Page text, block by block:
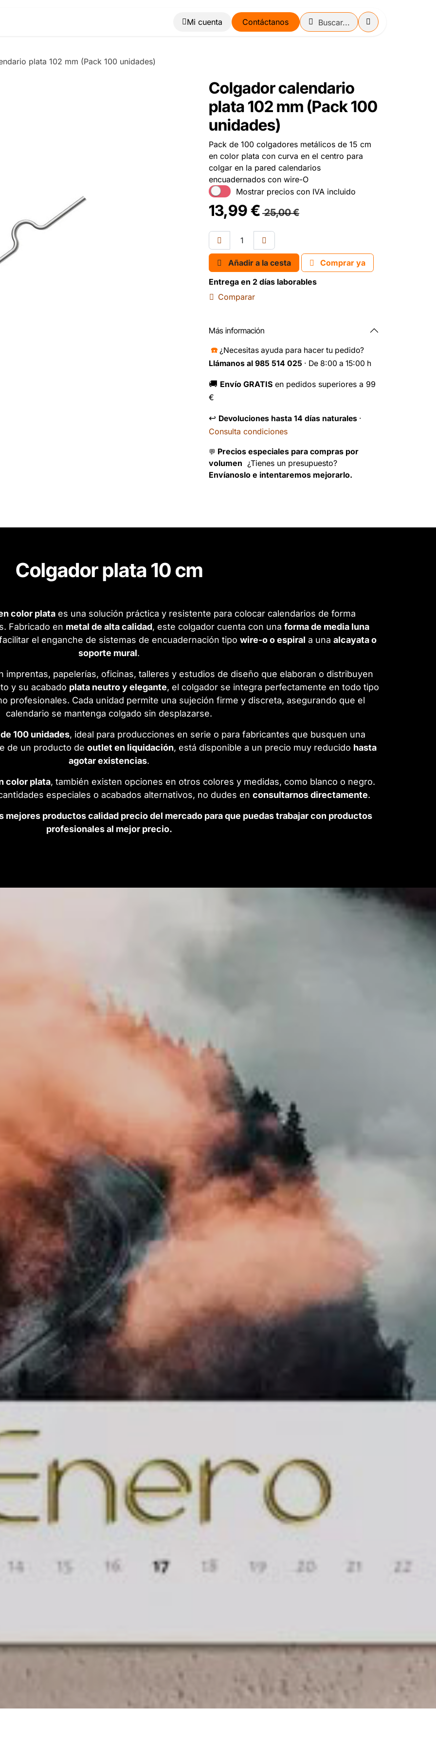
Blog Contáctanos
plata 102 mm (Pack 100 unidades)
Colgador calendario
plata 102 mm (Pack 100
unidades)
Pack de 100 colgadores metálicos de 15 cm
en color plata con curva en el centro para
colgar en la pared calendarios
encuadernados con wire-O
Mostrar precios con IVA incluido
13,99€ 25,00€
Añadir a la cesta
Comprar ya
Entrega en 2 días laborables
Comparar
Más información
☎️ ¿Necesitas ayuda para hacer tu pedido?
Llámanos al 985 514 025 · De 8:00 a 15:00 h
🚚 Envío GRATIS en pedidos superiores a 99
€
↩️ Devoluciones hasta 14 días naturales ·
Consulta condiciones
💬 Precios especiales para compras por
volumen ¿Tienes un presupuesto?
Envíanoslo e intentaremos mejorarlo.
Colgador plata 10 cm
color plataes una solución práctica y resistente para colocar calendarios de forma
Fabricado en metal de alta calidad, este colgador cuenta con una forma de media luna
el enganche de sistemas de encuadernación tipo wire-o o espiral a una alcayata o
soporte mural.
imprentas, papelerías, oficinas, talleres y estudios de diseño que elaboran o distribuyen
y su acabado plata neutro y elegante, el colgador se integra perfectamente en todo tipo
profesionales. Cada unidad permite una sujeción firme y discreta, asegurando que el
calendario se mantenga colgado sin desplazarse.
100 unidades, ideal para producciones en serie o para fabricantes que busquen una
de un producto de outlet en liquidación, está disponible a un precio muy reducido hasta
agotar existencias.
color plata, también existen opciones en otros colores y medidas, como blanco o negro.
especiales o acabados alternativos, no dudes en consultarnos directamente.
mejores productos calidad precio del mercado para que puedas trabajar con productos
profesionales al mejor precio.